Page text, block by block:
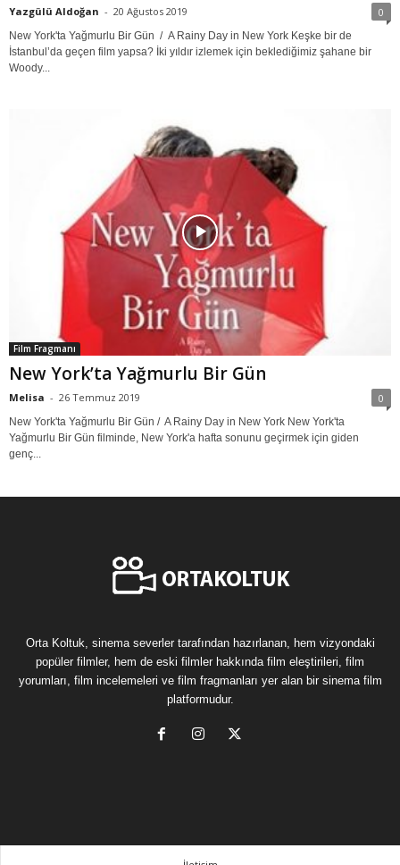
Yazgülü Aldoğan - 20 Ağustos 2019 0
New York'ta Yağmurlu Bir Gün / A Rainy Day in New York Keşke bir de
İstanbul’da geçen film yapsa? İki yıldır izlemek için beklediğimiz şahane bir
Woody...
Film Fragmanı
New York’ta Yağmurlu Bir Gün
Melisa - 26 Temmuz 2019 0
New York'ta Yağmurlu Bir Gün / A Rainy Day in New York New York'ta
Yağmurlu Bir Gün filminde, New York'a hafta sonunu geçirmek için giden
genç...
Orta Koltuk, sinema severler tarafından hazırlanan, hem vizyondaki
popüler filmler, hem de eski filmler hakkında film eleştirileri, film
yorumları, film incelemeleri ve film fragmanları yer alan bir sinema film
platformudur.